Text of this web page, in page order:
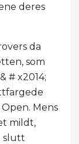
deres
da
som
# x2014;
Mens
mildt,
slutt